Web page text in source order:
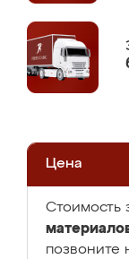
Цена
Стоимость
позвоните